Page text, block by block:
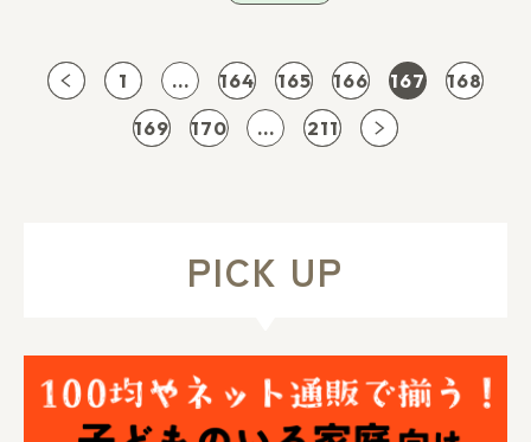
1 ... 164 165 166 167
168
169
170 ... 211
PICK UP